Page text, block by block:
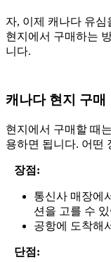
자, 이제 캐나다 유
현지에서 구매하는
니다.
캐나다 현지 구매
현지에서 구매할 때
용하면 됩니다. 어떤
장점:
통신사 매장에
션을 고를 수
공항에 도착해
단점: